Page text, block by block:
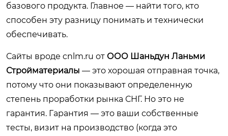
базового продукта. Главное — найти того, кто
способен эту разницу понимать и технически
обеспечивать.
Сайты вроде cnlm.ru от ООО Шаньдун Ланьми
Стройматериалы — это хорошая отправная точка,
потому что они показывают определенную
степень проработки рынка СНГ. Но это не
гарантия. Гарантия — это ваши собственные
тесты, визит на производство (когда это